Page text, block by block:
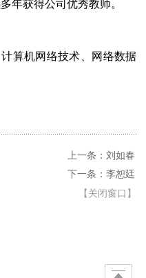
年获得公司优秀教师。
算机网络技术、网络数据
上一条：刘如春
下一条：李恕廷
【 关闭窗口 】